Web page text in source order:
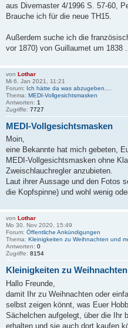
aus Divemaster 4/1996 S. 57-60,
Brauche ich für die neue TH15.
Außerdem suche ich die
vor 1870) von Guillaumet um 1838 ...
von Lothar
Mi 6. Jan 2021, 11:21
Forum: Ich hätte da was abzugeben....
Thema: MEDI-Vollgesichtsmasken
Antworten: 1
Zugriffe: 7727
MEDI-Vollgesichtsmasken
Moin,
eine Bekannte hat mich gebeten,
MEDI-Vollgesichtsmasken ohne
Zweischlauchregler anzubieten.
Laut ihrer Aussage und den Fotos
die Kopfspinne) und wohl wenig
von Lothar
Mo 30. Nov 2020, 15:49
Forum: Öffentliche Ankündigungen
Thema: Kleinigkeiten zu Weihnachten und
Antworten: 0
Zugriffe: 8154
Kleinigkeiten zu
Hallo Freunde,
damit Ihr zu Weihnachten oder
selbst zeigen könnt, was Euer
Sächelchen aufgelegt, über die Ihr
erhalten und sie auch dort kaufen